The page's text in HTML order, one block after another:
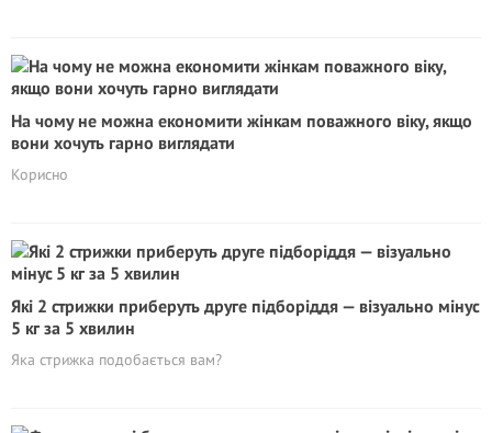
На чому не можна економити жінкам поважного віку, якщо
вони хочуть гарно виглядати
Корисно
Які 2 стрижки приберуть друге підборіддя — візуально мінус
5 кг за 5 хвилин
Яка стрижка подобається вам?